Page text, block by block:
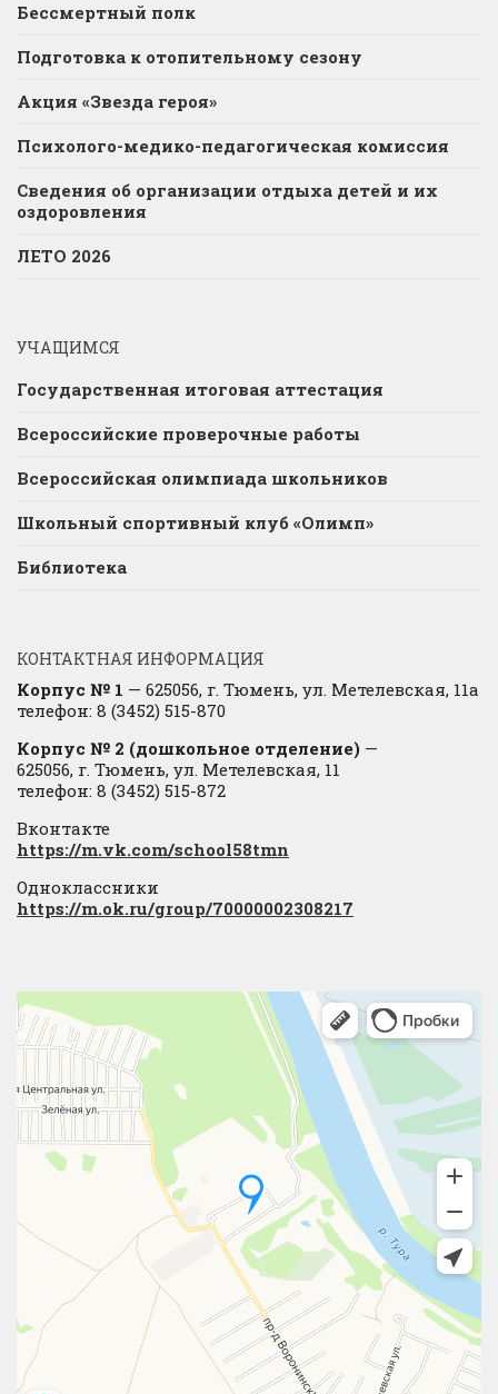
Бессмертный полк
Подготовка к отопительному сезону
Акция «Звезда героя»
Психолого-медико-педагогическая комиссия
Сведения об организации отдыха детей и их
оздоровления
ЛЕТО 2026
УЧАЩИМСЯ
Государственная итоговая аттестация
Всероссийские проверочные работы
Всероссийская олимпиада школьников
Школьный спортивный клуб «Олимп»
Библиотека
КОНТАКТНАЯ ИНФОРМАЦИЯ
Корпус № 1 — 625056, г. Тюмень, ул. Метелевская, 11а
телефон: 8 (3452) 515-870
Корпус № 2 (дошкольное отделение) —
625056, г. Тюмень, ул. Метелевская, 11
телефон: 8 (3452) 515-872
Вконтакте
https://m.vk.com/school58tmn
Одноклассники
https://m.ok.ru/group/70000002308217